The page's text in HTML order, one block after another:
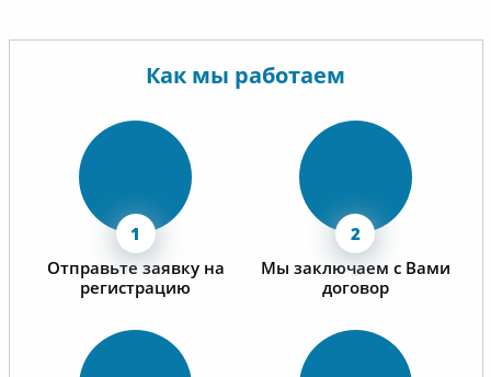
Как мы работаем
Отправьте заявку на
регистрацию
Мы заключаем с Вами
договор